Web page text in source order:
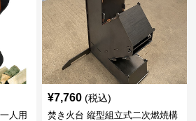
人用
¥7,760 (税込)
焚き火台 縦型組立式二次燃焼構